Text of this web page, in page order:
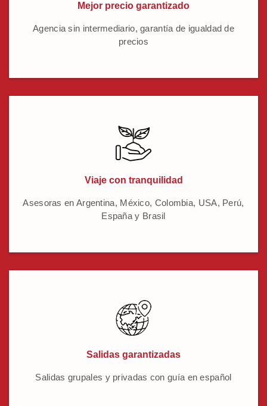
Mejor precio garantizado
Agencia sin intermediario, garantía de igualdad de
precios
Viaje con tranquilidad
Asesoras en Argentina, México, Colombia, USA, Perú,
España y Brasil
Salidas garantizadas
Salidas grupales y privadas con guía en español